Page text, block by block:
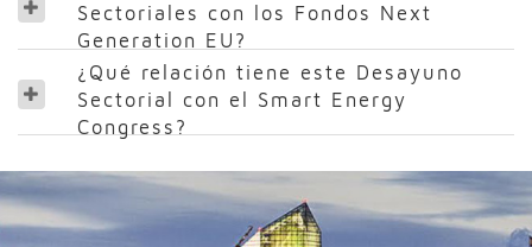
Sectoriales con los Fondos Next
Generation EU?
¿Qué relación tiene este Desayuno
Sectorial con el Smart Energy
Congress?